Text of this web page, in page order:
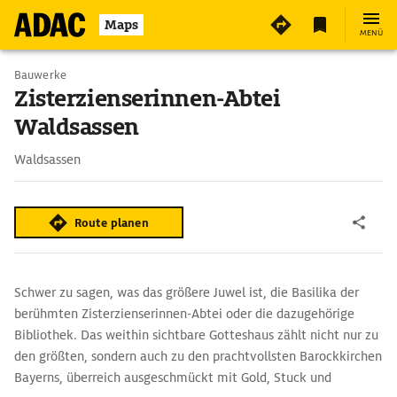
Maps MENÜ
Bauwerke
Zisterzienserinnen-Abtei
Waldsassen
Waldsassen
Route planen
Schwer zu sagen, was das größere Juwel ist, die Basilika der
berühmten Zisterzienserinnen-Abtei oder die dazugehörige
Bibliothek. Das weithin sichtbare Gotteshaus zählt nicht nur zu
den größten, sondern auch zu den prachtvollsten Barockkirchen
Bayerns, überreich ausgeschmückt mit Gold, Stuck und